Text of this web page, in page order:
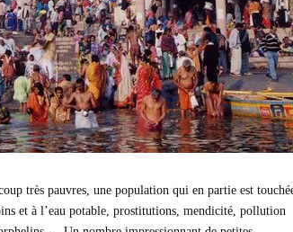
très pauvres, une population qui en partie est
et à l’eau potable, prostitutions, mendicité, pollution